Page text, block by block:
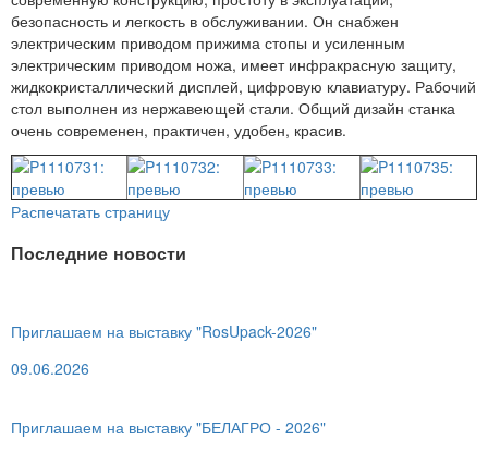
безопасность и легкость в обслуживании. Он снабжен
электрическим приводом прижима стопы и усиленным
электрическим приводом ножа, имеет инфракрасную защиту,
жидкокристаллический дисплей, цифровую клавиатуру. Рабочий
стол выполнен из нержавеющей стали. Общий дизайн станка
очень современен, практичен, удобен, красив.
Распечатать страницу
Последние новости
Приглашаем на выставку "RosUpack-2026"
09.06.2026
Приглашаем на выставку "БЕЛАГРО - 2026"